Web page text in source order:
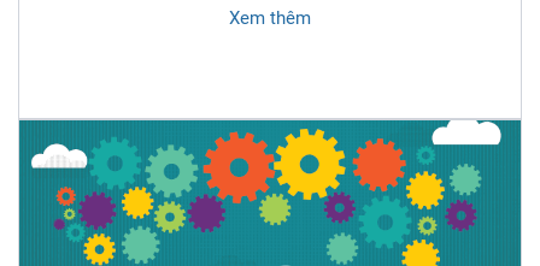
Xem thêm